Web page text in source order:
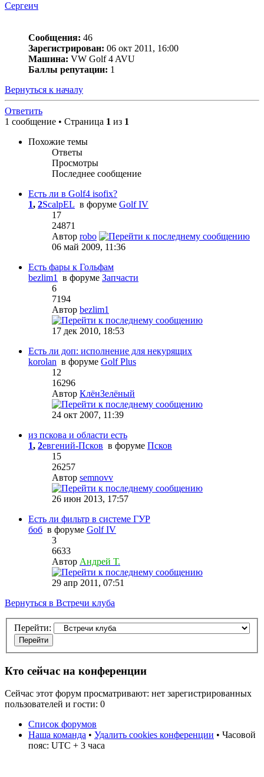
Сергеич
Сообщения: 46
Зарегистрирован: 06 окт 2011, 16:00
Машина: VW Golf 4 AVU
Баллы репутации: 1
Вернуться к началу
Ответить
1 сообщение • Страница 1 из 1
Похожие темы
Ответы
Просмотры
Последнее сообщение
Есть ли в Golf4 isofix?
1, 2ScalpEL в форуме Golf IV
17
24871
Автор robo
06 май 2009, 11:36
Есть фары к Гольфам
bezlim1
в форуме Запчасти
6
7194
Автор bezlim1
17 дек 2010, 18:53
Есть ли доп: исполнение для некурящих
korolan в форуме Golf Plus
12
16296
Автор КлёнЗелёный
24 окт 2007, 11:39
из пскова и области есть
1, 2евгений-Псков в форуме Псков
15
26257
Автор semnovv
26 июн 2013, 17:57
Есть ли фильтр в системе ГУР
боб в форуме Golf IV
3
6633
Автор Андрей Т.
29 апр 2011, 07:51
Вернуться в Встречи клуба
Перейти:
Кто сейчас на конференции
Сейчас этот форум просматривают: нет зарегистрированных
пользователей и гости: 0
Список форумов
Наша команда • Удалить cookies конференции • Часовой
пояс: UTC + 3 часа